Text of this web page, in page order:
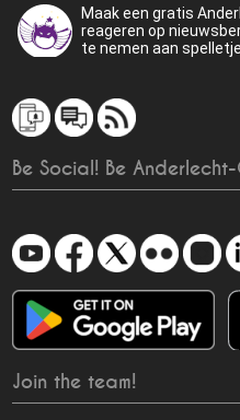
Maak een gratis
reageren op
te nemen aan
Be Social! Be
Join the team!